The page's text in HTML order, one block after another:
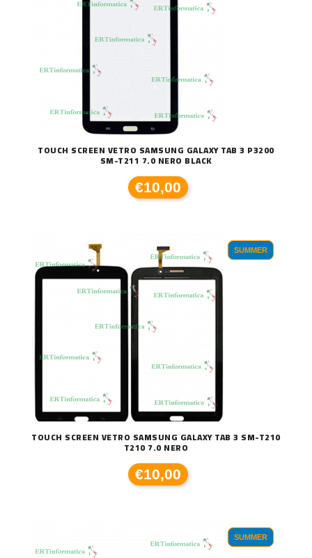
TOUCH SCREEN VETRO SAMSUNG GALAXY TAB 3 P3200
SM-T211 7.0 NERO BLACK
€10,00
SUMMER
TOUCH SCREEN VETRO SAMSUNG GALAXY TAB 3 SM-T210
T210 7.0 NERO
€10,00
SUMMER